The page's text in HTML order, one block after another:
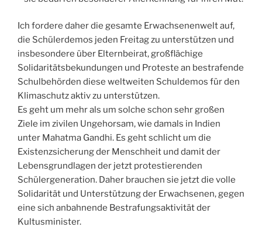
Ich fordere daher die gesamte Erwachsenenwelt auf,
die Schülerdemos jeden Freitag zu unterstützen und
insbesondere über Elternbeirat, großflächige
Solidaritätsbekundungen und Proteste an bestrafende
Schulbehörden diese weltweiten Schuldemos für den
Klimaschutz aktiv zu unterstützen.
Es geht um mehr als um solche schon sehr großen
Ziele im zivilen Ungehorsam, wie damals in Indien
unter Mahatma Gandhi. Es geht schlicht um die
Existenzsicherung der Menschheit und damit der
Lebensgrundlagen der jetzt protestierenden
Schülergeneration. Daher brauchen sie jetzt die volle
Solidarität und Unterstützung der Erwachsenen, gegen
eine sich anbahnende Bestrafungsaktivität der
Kultusminister.